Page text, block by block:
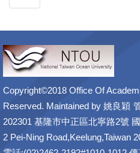
Copyright©2018 Office Of
Reserved. Maintained by 姚良穎
202301 基隆市中正區北寧路2號
2 Pei-Ning Road,Keelung,Taiwan